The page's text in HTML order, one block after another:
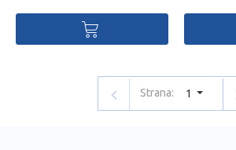
Strana: 1